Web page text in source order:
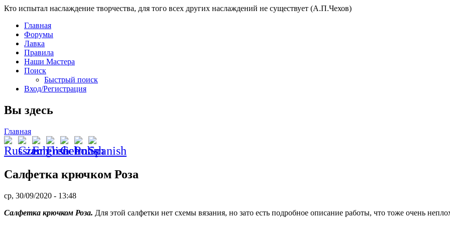
Кто испытал наслаждение творчества, для того всех других наслаждений не существует (А.П.Чехов)
Главная
Форумы
Лавка
Правила
Наши Мастера
Поиск
Быстрый поиск
Вход/Регистрация
Вы здесь
Главная
Салфетка крючком Роза
ср, 30/09/2020 - 13:48
Салфетка крючком Роза. Для этой салфетки нет схемы вязания, но зато есть подробное описание работы, что тоже очень